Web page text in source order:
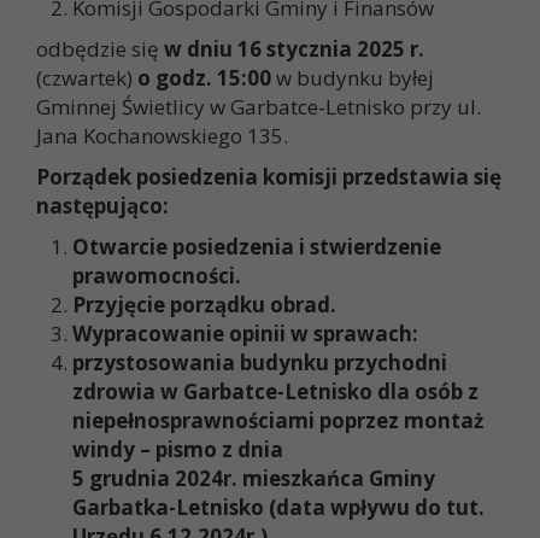
Komisji Gospodarki Gminy i Finansów
odbędzie się w dniu 16 stycznia 2025 r.
(czwartek) o godz. 15:00w budynku byłej
Gminnej Świetlicy w Garbatce-Letnisko przy ul.
Jana Kochanowskiego 135.
Porządek posiedzenia komisji przedstawia się
następująco:
Otwarcie posiedzenia i stwierdzenie
prawomocności.
Przyjęcie porządku obrad.
Wypracowanie opinii w sprawach:
przystosowania budynku przychodni
zdrowia w Garbatce-Letnisko dla osób z
niepełnosprawnościami poprzez montaż
windy – pismo z dnia
5 grudnia 2024r. mieszkańca Gminy
Garbatka-Letnisko (data wpływu do tut.